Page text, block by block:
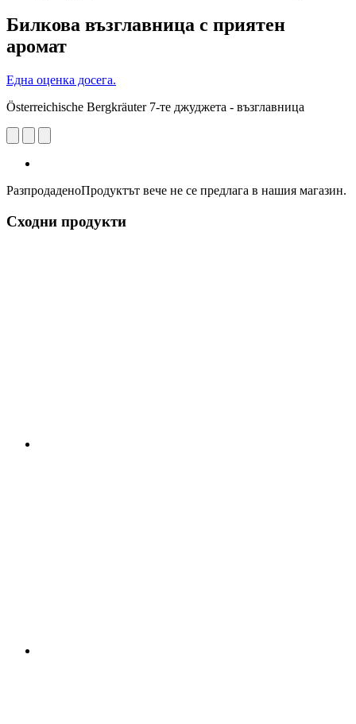
Билкова възглавница с приятен
аромат
Една оценка досега.
Österreichische Bergkräuter 7-те джуджета - възглавница
РазпродаденоПродуктът вече не се предлага в нашия магазин.
Сходни продукти